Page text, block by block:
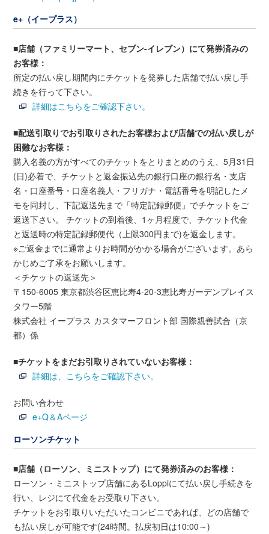
e+（イープラス）
■店舗（ファミリーマート、セブン-イレブン）にて発券済みの
お客様：
所定の払い戻し期間内にチケットを発券した店舗で払い戻し手
続きを行って下さい。
詳細はこちらをご確認下さい。
■配送引取りでお引取りされたお客様および店舗での払い戻しが
困難なお客様：
購入名義の方がすべてのチケットをとりまとめのうえ、5月31日
(日)必着で、チケットと返金振込先の銀行口座の銀行名・支店
名・口座番号・口座名義人・フリガナ・電話番号を明記したメ
モを同封し、下記返送先まで「特定記録郵便」でチケットをご
返送下さい。 チケットの到着後、1ヶ月程度で、チケット代金
と返送時の特定記録郵便代（上限300円まで)を返金します。
※ご返金までに通常よりお時間がかかる場合がございます。あら
かじめご了承をお願いします。
＜チケットの返送先＞
〒150-6005 東京都渋谷区恵比寿4-20-3恵比寿ガーデンプレイス
タワー5階
株式会社 イープラス カスタマーフロント部 国際親善試合（京
都）係
■チケットをまだお引取りされていないお客様：
詳細は、こちらをご確認下さい。
お問い合わせ
e+Q＆Aページ
ローソンチケット
■店舗（ローソン、ミニストップ）にて発券済みのお客様：
ローソン・ミニストップ店舗にあるLoppiにて払い戻し手続きを
行い、レジにて代金をお受取り下さい。
チケットをお引取りいただいたコンビニであれば、どの店舗で
も払い戻しが可能です(24時間。払戻初日は10:00～)